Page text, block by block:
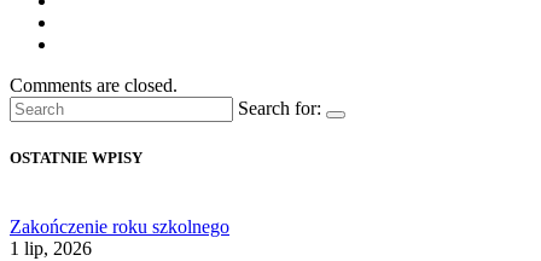
Comments are closed.
Search for:
OSTATNIE WPISY
Zakończenie roku szkolnego
1 lip, 2026